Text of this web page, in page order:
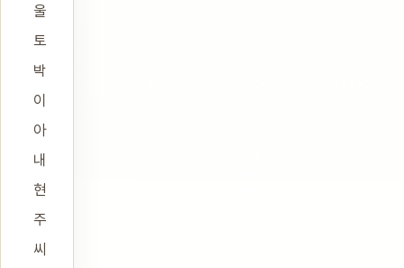
울
토
박
이
아
내
현
주
씨